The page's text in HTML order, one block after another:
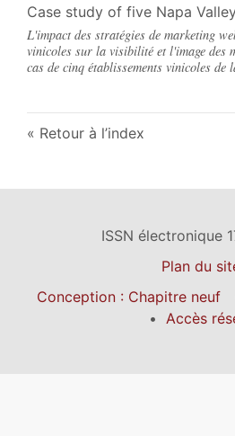
Case study of five Napa
L'impact des stratégies de marketing
vinicoles sur la visibilité et l'image des
cas de cinq établissements vinicoles de
Retour à l’index
ISSN électronique
Plan du
Conception : Chapitre neuf
Accès